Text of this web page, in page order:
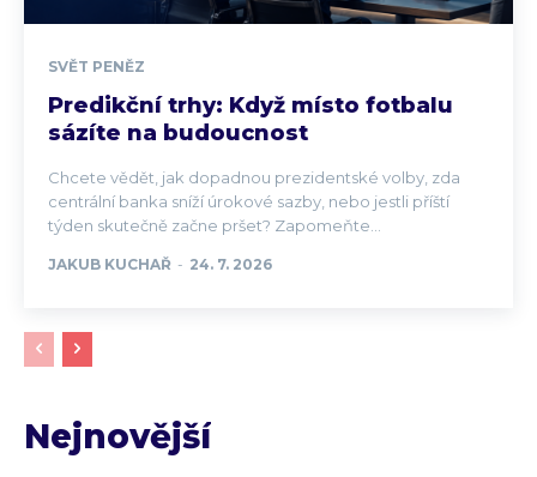
SVĚT PENĚZ
Predikční trhy: Když místo fotbalu
sázíte na budoucnost
Chcete vědět, jak dopadnou prezidentské volby, zda
centrální banka sníží úrokové sazby, nebo jestli příští
týden skutečně začne pršet? Zapomeňte...
JAKUB KUCHAŘ - 24. 7. 2026
Nejnovější